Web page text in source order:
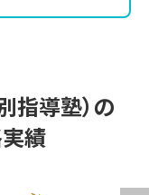
指導塾）の
実績